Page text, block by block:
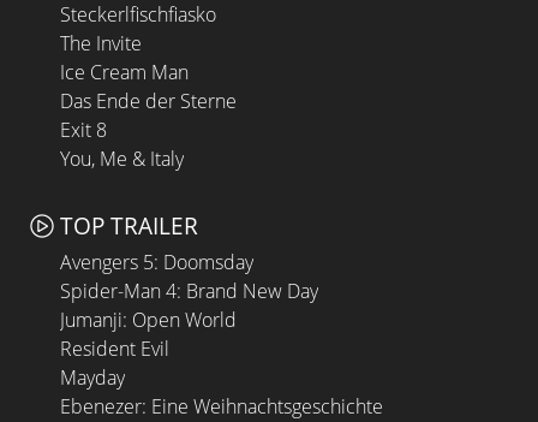
Steckerlfischfiasko
The Invite
Ice Cream Man
Das Ende der Sterne
Exit 8
You, Me & Italy
TOP TRAILER
Avengers 5: Doomsday
Spider-Man 4: Brand New Day
Jumanji: Open World
Resident Evil
Mayday
Ebenezer: Eine Weihnachtsgeschichte